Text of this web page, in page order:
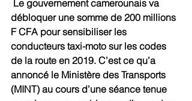
débloquer une somme de 200 millions
F CFA pour sensibiliser les
conducteurs taxi-moto sur les codes
de la route en 2019. C’est ce qu’a
annoncé le Ministère des Transports
(MINT) au cours d’une séance tenue